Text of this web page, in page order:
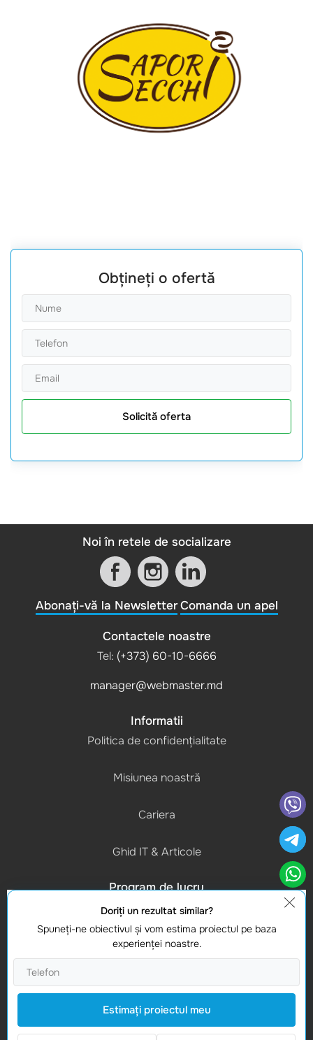
Obțineți o ofertă
Solicită oferta
Noi în retele de socializare
Abonați-vă la Newsletter Comanda un apel
Contactele noastre
Tel: (+373) 60-10-6666
manager@webmaster.md
Informatii
Politica de confidențialitate
Misiunea noastră
Cariera
Ghid IT & Articole
Program de lucru
(L-V) 9:00 - 18:00
Contacte
Studio Webmaster
Moldova, Chișinau, MD-2012
Vasile Alecsandri 82A
Doriţi un rezultat similar?
Spuneţi-ne obiectivul şi vom estima proiectul pe baza
experienţei noastre.
Estimaţi proiectul meu